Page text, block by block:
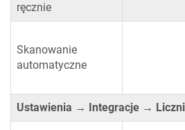
ręcznie
Skanowanie
automatyczne
Ustawienia → Integracje →